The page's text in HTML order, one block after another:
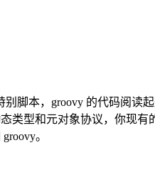
脚本，groovy 的代码阅读
类型和元对象协议，你现有
。